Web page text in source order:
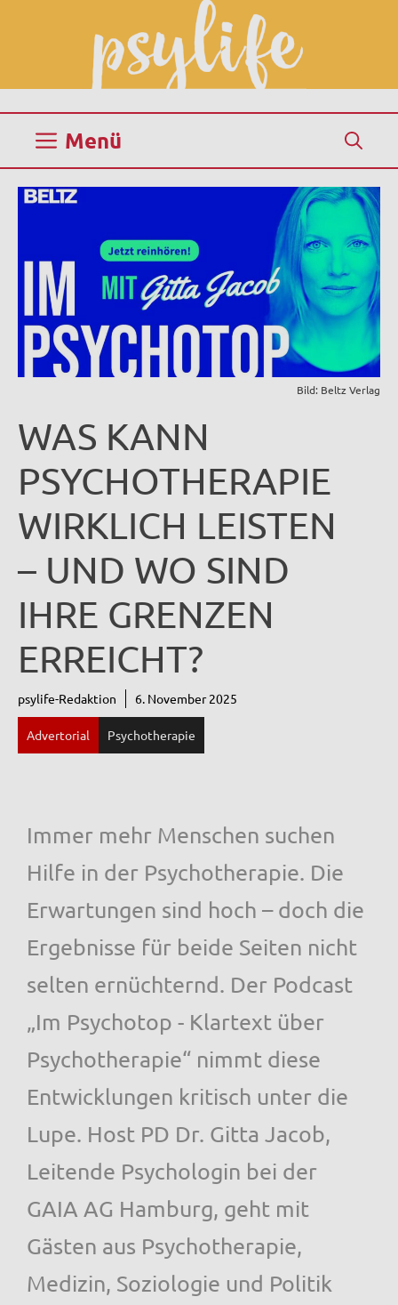
Menü
WAS KANN
PSYCHOTHERAPIE
WIRKLICH LEISTEN
– UND WO SIND
IHRE GRENZEN
ERREICHT?
psylife-Redaktion 6. November 2025
Advertorial Psychotherapie
Bild: Beltz Verlag
Immer mehr Menschen suchen
Hilfe in der Psychotherapie. Die
Erwartungen sind hoch – doch die
Ergebnisse für beide Seiten nicht
selten ernüchternd. Der Podcast
„Im Psychotop - Klartext über
Psychotherapie“ nimmt diese
Entwicklungen kritisch unter die
Lupe. Host PD Dr. Gitta Jacob,
Leitende Psychologin bei der
GAIA AG Hamburg, geht mit
Gästen aus Psychotherapie,
Medizin, Soziologie und Politik